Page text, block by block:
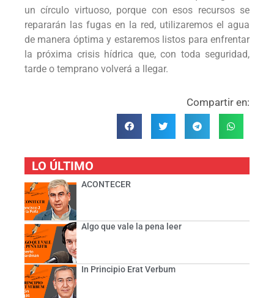
un círculo virtuoso, porque con esos recursos se
repararán las fugas en la red, utilizaremos el agua
de manera óptima y estaremos listos para enfrentar
la próxima crisis hídrica que, con toda seguridad,
tarde o temprano volverá a llegar.
Compartir en:
LO ÚLTIMO
ACONTECER
Algo que vale la pena leer
In Principio Erat Verbum